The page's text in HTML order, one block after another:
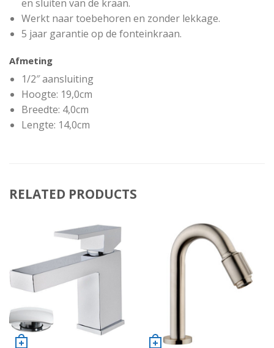
en sluiten van de kraan.
Werkt naar toebehoren en zonder lekkage.
5 jaar garantie op de fonteinkraan.
Afmeting
1/2″ aansluiting
Hoogte: 19,0cm
Breedte: 4,0cm
Lengte: 14,0cm
RELATED PRODUCTS